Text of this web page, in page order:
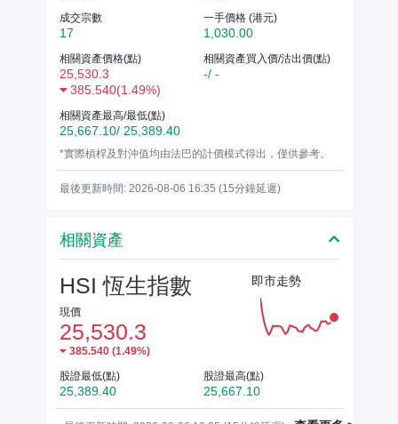
成交宗數
17
一手價格 (港元)
1,030.00
相關資產價格(點)
25,530.3
385.540(1.49%)
相關資產買入價/沽出價(點)
-/ -
相關資產最高/最低(點)
25,667.10/ 25,389.40
*實際槓桿及對沖值均由法巴的計價模式得出，僅供參考。
最後更新時間: 2026-08-06 16:35 (15分鐘延遲)
相關資產
HSI 恆生指數
現價
25,530.3
385.540(1.49%)
即市走勢
股證最低(點)
25,389.40
股證最高(點)
25,667.10